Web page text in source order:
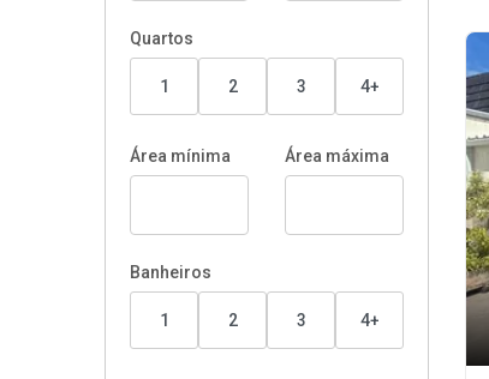
Quartos
1 2 3 4+
Área mínima Área máxima
Banheiros
1 2 3 4+